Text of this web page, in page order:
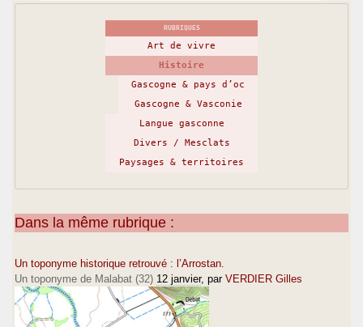
RUBRIQUES
Art de vivre
Histoire
Gascogne & pays d’oc
Gascogne & Vasconie
Langue gasconne
Divers / Mesclats
Paysages & territoires
Dans la même rubrique :
Un toponyme historique retrouvé : l’Arrostan.
Un toponyme de Malabat (32) 12 janvier, par VERDIER Gilles